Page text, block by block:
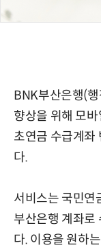
BNK부산은행(
향상을 위해 모
초연금 수급계좌
다.
서비스는 국민연
부산은행 계좌로
다. 이용을 원하